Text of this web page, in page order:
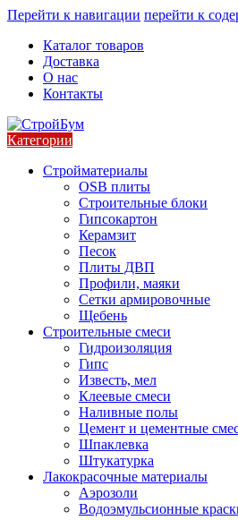
Перейти к навигации перейти к
Каталог товаров
Доставка
О нас
Контакты
Категории
Стройматериалы
OSB плиты
Строительные блоки
Гипсокартон
Керамзит
Песок
Плиты ДВП
Профили, маяки
Сетки армировочные
Щебень
Строительные смеси
Гидроизоляция
Гипс
Известь, мел
Клеевые смеси
Наливные полы
Цемент и цементные
Шпаклевка
Штукатурка
Лакокрасочные материалы
Аэрозоли
Водоэмульсионные